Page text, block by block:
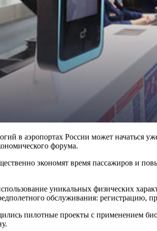
в аэропортах России может
форума.
экономят время пассажиров и
уникальных физических
обслуживания: регистрацию,
пилотные проекты с применением